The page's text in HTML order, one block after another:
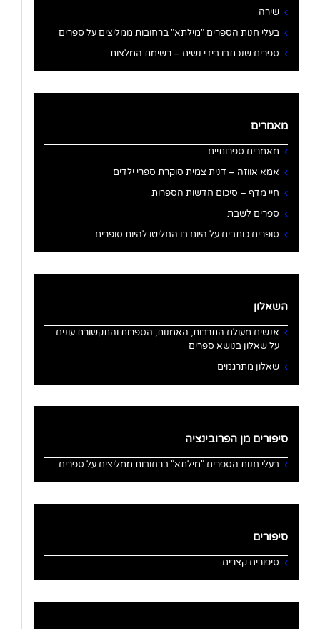
שירה
בעלי חנות הספרים "מילתא" ברחובות ממליצים על ספרים
ספרים שנכתבו בידי נשים – רשימת המלצות
מאמרים
מאמרים ספרותיים
אמא אווזה – דנית צמית סוקרת ספרי ילדים
חיי מדף – סיכום חדשות הספרות
ספרים לשבת
סופרים כותבים על היום בו החליטו להיות סופרים
השאלון
אנשים מעולם התרבות, האמנות, הספרות והתקשורת עונים
על שאלון בנושא ספרים
שאלון מתרגמים
סיפורים מן הפרובינציה
בעלי חנות הספרים "מילתא" ברחובות ממליצים על ספרים
סיפורים
סיפורים קצרים